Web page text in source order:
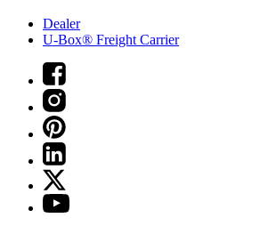
Dealer
U-Box® Freight Carrier